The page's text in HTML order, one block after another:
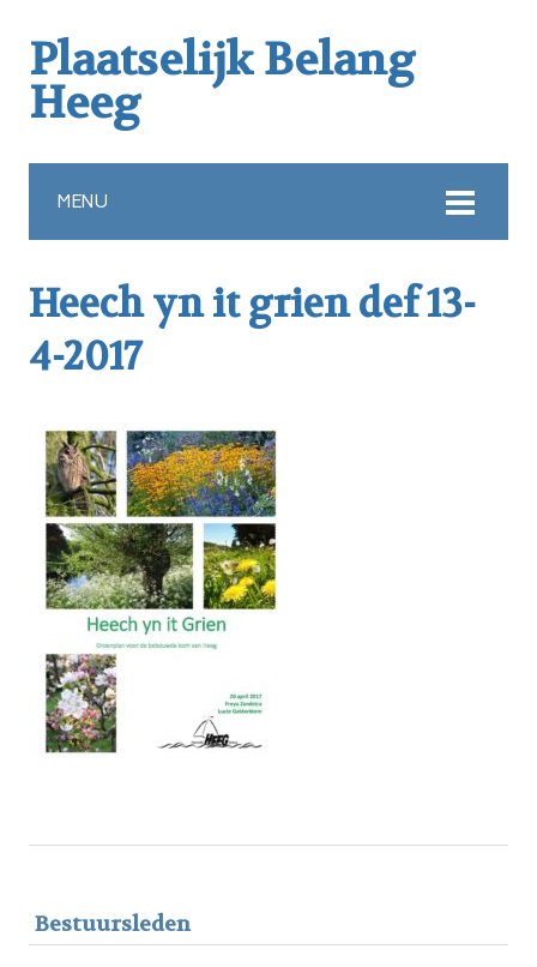
Plaatselijk Belang
Heeg
MENU
Heech yn it grien def 13-
4-2017
Bestuursleden